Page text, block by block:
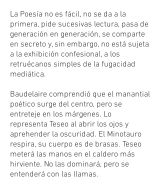
La Poesía no es fácil, no se da a la
primera, pide sucesivas lectura, pasa de
generación en generación, se comparte
en secreto y, sin embargo, no está sujeta
a la exhibición confesional, a los
retruécanos simples de la fugacidad
mediática.
Baudelaire comprendió que el manantial
poético surge del centro, pero se
entreteje en los márgenes. Lo
representa Teseo al abrir los ojos y
aprehender la oscuridad. El Minotauro
respira, su cuerpo es de brasas. Teseo
meterá las manos en el caldero más
hirviente. No las dominará, pero se
entenderá con las llamas.